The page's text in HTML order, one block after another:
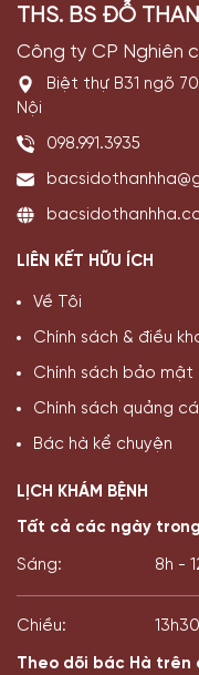
THS. BS ĐỖ
Công ty CP Nghiên
Biệt thự B31 ngõ
Nội
098.991.3935
LIÊN KẾT HỮU ÍCH
Về Tôi
Chính sách & điều
Chính sách bảo mật
Chính sách quảng
Bác hà kể chuyện
LỊCH KHÁM BỆNH
Tất cả các ngày
Sáng: 8h -
Chiều:
Theo dõi bác Hà trên